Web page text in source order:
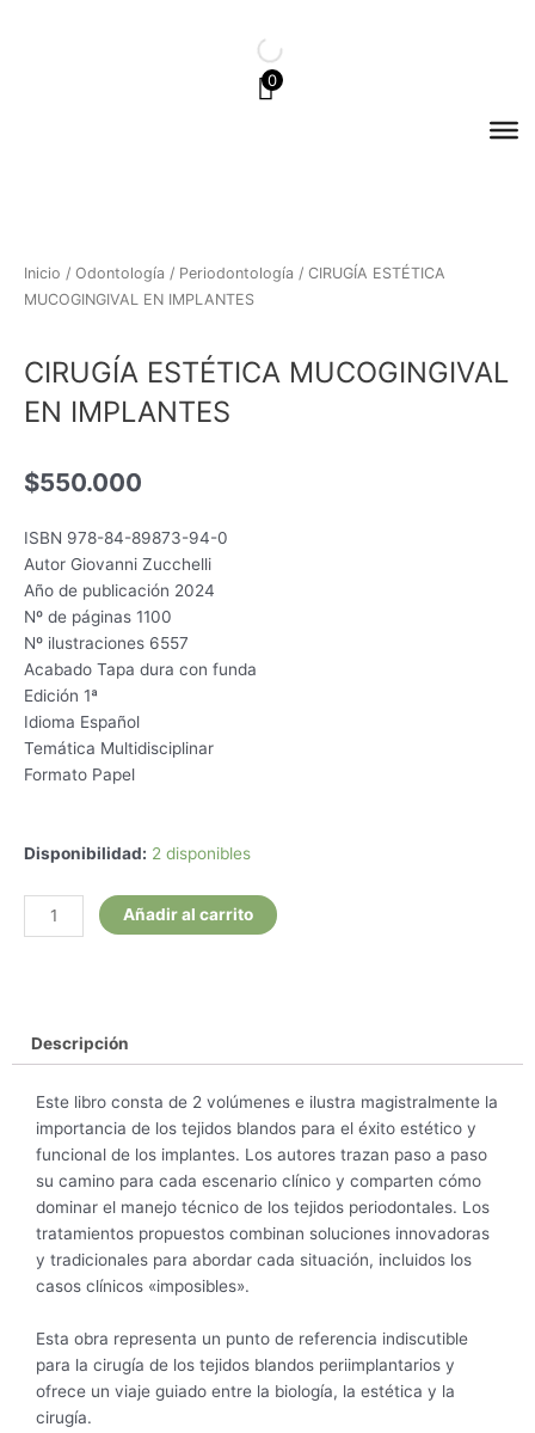
0
Inicio / Odontología / Periodontología / CIRUGÍA ESTÉTICA
MUCOGINGIVAL EN IMPLANTES
CIRUGÍA ESTÉTICA MUCOGINGIVAL
EN IMPLANTES
$550.000
ISBN 978-84-89873-94-0
Autor Giovanni Zucchelli
Año de publicación 2024
Nº de páginas 1100
Nº ilustraciones 6557
Acabado Tapa dura con funda
Edición 1ª
Idioma Español
Temática Multidisciplinar
Formato Papel
Disponibilidad: 2 disponibles
CIRUGÍA
MUCOGINGIVALAñadir al carrito
Descripción
Este libro consta de 2 volúmenes e ilustra magistralmente la
importancia de los tejidos blandos para el éxito estético y
funcional de los implantes. Los autores trazan paso a paso
su camino para cada escenario clínico y comparten cómo
dominar el manejo técnico de los tejidos periodontales. Los
tratamientos propuestos combinan soluciones innovadoras
y tradicionales para abordar cada situación, incluidos los
casos clínicos «imposibles».
Esta obra representa un punto de referencia indiscutible
para la cirugía de los tejidos blandos periimplantarios y
ofrece un viaje guiado entre la biología, la estética y la
cirugía.